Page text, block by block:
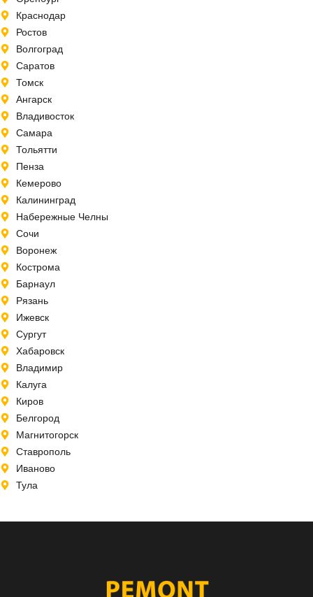
Краснодар
Ростов
Волгоград
Саратов
Томск
Ангарск
Владивосток
Самара
Тольятти
Пенза
Кемерово
Калининград
Набережные Челны
Сочи
Воронеж
Кострома
Барнаул
Рязань
Ижевск
Сургут
Хабаровск
Владимир
Калуга
Киров
Белгород
Магнитогорск
Ставрополь
Иваново
Тула